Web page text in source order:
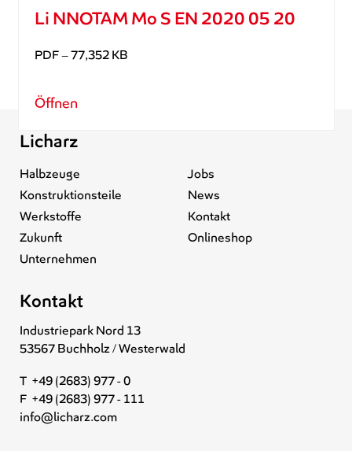
Li NNOTAM Mo S EN 2020 05 20
PDF – 77,352 KB
Öffnen
Licharz
Halbzeuge
Konstruktionsteile
Werkstoffe
Zukunft
Unternehmen
Jobs
News
Kontakt
Onlineshop
Kontakt
Industriepark Nord 13
53567 Buchholz / Westerwald
T +49 (2683) 977 - 0
F +49 (2683) 977 - 111
info@licharz.com